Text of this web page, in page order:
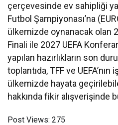
çerçevesinde ev sahipliği
Futbol Şampiyonası’na
ülkemizde oynanacak olan
Finali ile 2027 UEFA
yapılan hazırlıkların son
toplantıda, TFF ve
ülkemizde hayata
hakkında fikir alışverişinde
Post Views: 275